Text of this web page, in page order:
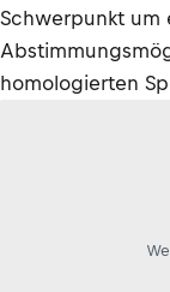
Schwerpunkt um
homologierten